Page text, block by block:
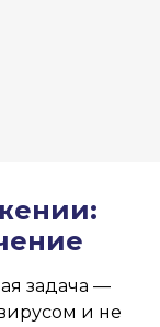
задача —
и не